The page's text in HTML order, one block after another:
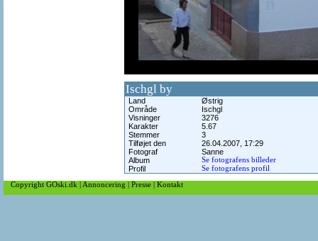
Ischgl by
Land
Østrig
Område
Ischgl
Visninger
3276
Karakter
5.67
Stemmer
3
Tilføjet den
26.04.2007, 17:29
Fotograf
Sanne
Album
Se fotografens billeder
Profil Se fotografens profil
Copyright GOski.dk Annoncering Presse Kontakt